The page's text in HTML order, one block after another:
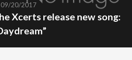
09/20/2017
Xcerts release new song: